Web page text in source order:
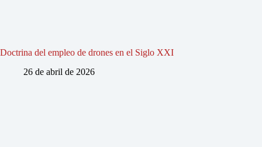
Doctrina del empleo de drones en el Siglo XXI
26 de abril de 2026